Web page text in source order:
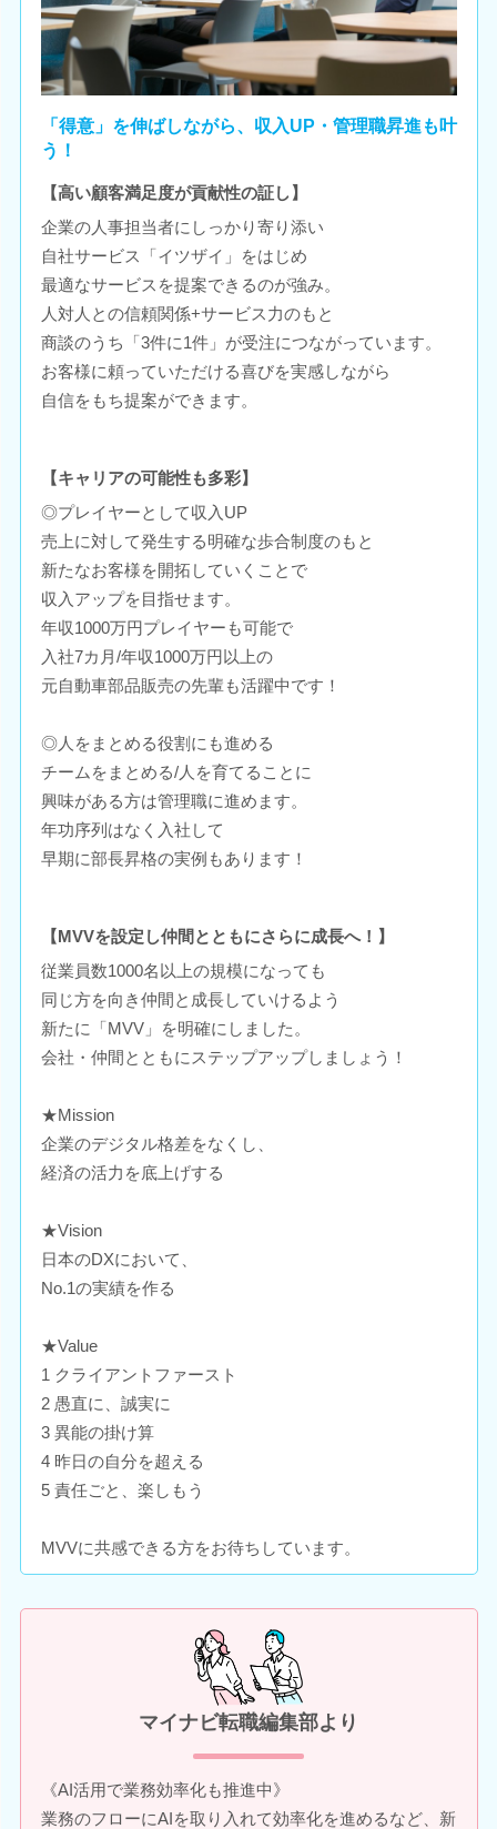
「得意」を伸ばしながら、収入UP・管理職昇進も叶
う！
【高い顧客満足度が貢献性の証し】
企業の人事担当者にしっかり寄り添い
自社サービス「イツザイ」をはじめ
最適なサービスを提案できるのが強み。
人対人との信頼関係+サービス力のもと
商談のうち「3件に1件」が受注につながっています。
お客様に頼っていただける喜びを実感しながら
自信をもち提案ができます。
【キャリアの可能性も多彩】
◎プレイヤーとして収入UP
売上に対して発生する明確な歩合制度のもと
新たなお客様を開拓していくことで
収入アップを目指せます。
年収1000万円プレイヤーも可能で
入社7カ月/年収1000万円以上の
元自動車部品販売の先輩も活躍中です！
◎人をまとめる役割にも進める
チームをまとめる/人を育てることに
興味がある方は管理職に進めます。
年功序列はなく入社して
早期に部長昇格の実例もあります！
【MVVを設定し仲間とともにさらに成長へ！】
従業員数1000名以上の規模になっても
同じ方を向き仲間と成長していけるよう
新たに「MVV」を明確にしました。
会社・仲間とともにステップアップしましょう！
★Mission
企業のデジタル格差をなくし、
経済の活力を底上げする
★Vision
日本のDXにおいて、
No.1の実績を作る
★Value
1 クライアントファースト
2 愚直に、誠実に
3 異能の掛け算
4 昨日の自分を超える
5 責任ごと、楽しもう
MVVに共感できる方をお待ちしています。
マイナビ転職編集部より
《AI活用で業務効率化も推進中》
業務のフローにAIを取り入れて効率化を進めるなど、新